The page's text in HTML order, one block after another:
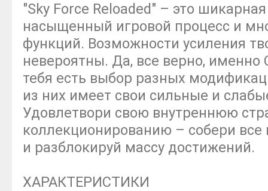
"Sky Force Reloaded" – это
насыщенный игровой процесс и
функций. Возможности усиления
невероятны. Да, все верно,
тебя есть выбор разных
из них имеет свои сильные и
Удовлетвори свою внутреннюю
коллекционированию – собери все
и разблокируй массу достижений.
ХАРАКТЕРИСТИКИ